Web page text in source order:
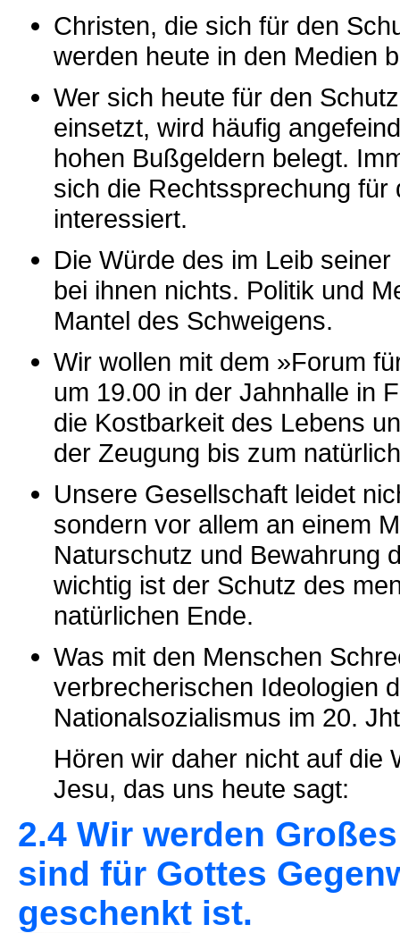
Christen, die sich für den
werden heute in den Medien
Wer sich heute für den
einsetzt, wird häufig
hohen Bußgeldern belegt.
sich die Rechtssprechung
interessiert.
Die Würde des im Leib
bei ihnen nichts. Politik und
Mantel des Schweigens.
Wir wollen mit dem »Forum
um 19.00 in der Jahnhalle in
die Kostbarkeit des Lebens
der Zeugung bis zum
Unsere Gesellschaft leidet
sondern vor allem an einem
Naturschutz und Bewahrung
wichtig ist der Schutz des
natürlichen Ende.
Was mit den Menschen
verbrecherischen Ideologien
Nationalsozialismus im 20.
Hören wir daher nicht auf die
Jesu, das uns heute sagt:
2.4 Wir werden
sind für Gottes
geschenkt ist.